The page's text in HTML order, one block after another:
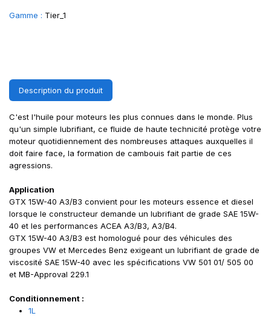
Gamme : Tier_1
Description du produit
C'est l'huile pour moteurs les plus connues dans le monde. Plus
qu'un simple lubrifiant, ce fluide de haute technicité protège votre
moteur quotidiennement des nombreuses attaques auxquelles il
doit faire face, la formation de cambouis fait partie de ces
agressions.
Application
GTX 15W-40 A3/B3 convient pour les moteurs essence et diesel
lorsque le constructeur demande un lubrifiant de grade SAE 15W-
40 et les performances ACEA A3/B3, A3/B4.
GTX 15W-40 A3/B3 est homologué pour des véhicules des
groupes VW et Mercedes Benz exigeant un lubrifiant de grade de
viscosité SAE 15W-40 avec les spécifications VW 501 01/ 505 00
et MB-Approval 229.1
Conditionnement :
1L